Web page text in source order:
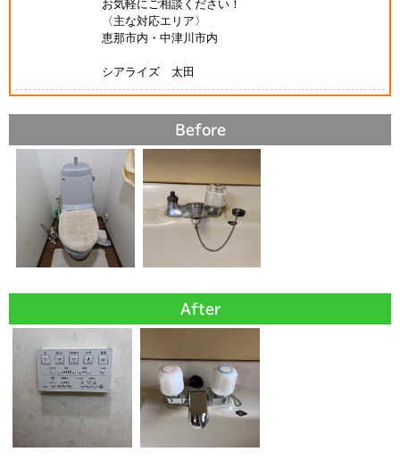
お気軽にご相談ください！
〈主な対応エリア〉
恵那市内・中津川市内
シアライズ 太田
Before
After